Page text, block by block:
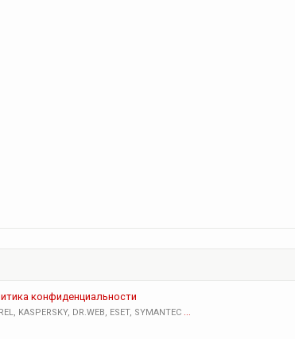
конфиденциальности
DR.WEB, ESET, SYMANTEC ...